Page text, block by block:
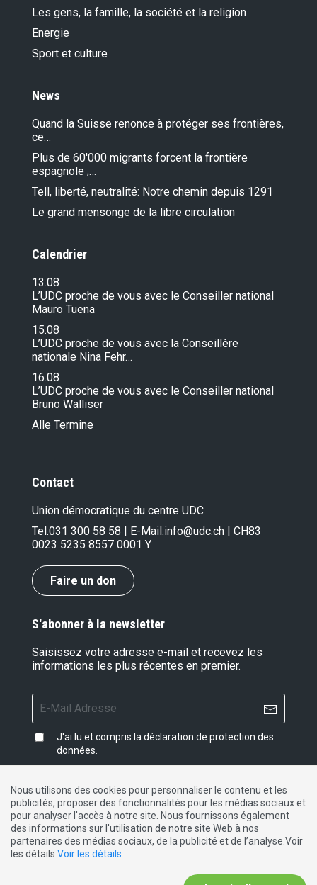
Les gens, la famille, la société et la religion
Energie
Sport et culture
News
Quand la Suisse renonce à protéger ses frontières,
ce…
Plus de 60'000 migrants forcent la frontière
espagnole ;…
Tell, liberté, neutralité: Notre chemin depuis 1291
Le grand mensonge de la libre circulation
Calendrier
13.08
L’UDC proche de vous avec le Conseiller national
Mauro Tuena
15.08
L’UDC proche de vous avec la Conseillère
nationale Nina Fehr…
16.08
L’UDC proche de vous avec le Conseiller national
Bruno Walliser
Alle Termine
Contact
Union démocratique du centre UDC
Tel.031 300 58 58 | E-Mail:info@udc.ch | CH83
0023 5235 8557 0001 Y
Faire un don
S'abonner à la newsletter
Saisissez votre adresse e-mail et recevez les
informations les plus récentes en premier.
J'ai lu et compris la déclaration de protection des
données
Impressum| Protection des données|Contact
DE FR IT
Nous utilisons des cookies pour personnaliser le contenu et les
publicités, proposer des fonctionnalités pour les médias sociaux et
pour analyser l'accès à notre site. Nous fournissons également
des informations sur l'utilisation de notre site Web à nos
partenaires des médias sociaux, de la publicité et de l’analyse.Voir
les détails Voir les détails